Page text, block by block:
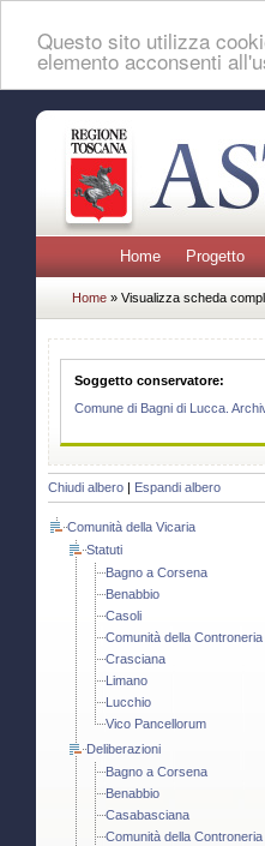
Questo sito utilizza
elemento acconsenti
Home Progetto
Home » Visualizza scheda
Soggetto conservatore:
Comune di Bagni di Lucca.
Chiudi albero Espandi albero
Comunità della Vicaria
Statuti
Bagno a Corsena
Benabbio
Casoli
Comunità della Controneria
Crasciana
Limano
Lucchio
Vico Pancellorum
Deliberazioni
Bagno a Corsena
Benabbio
Casabasciana
Comunità della Controneria